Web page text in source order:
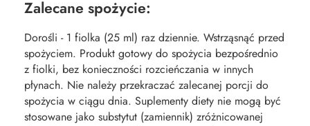
Zalecane spożycie:
Dorośli - 1 fiolka (25 ml) raz dziennie. Wstrząsnąć przed
spożyciem. Produkt gotowy do spożycia bezpośrednio
z fiolki, bez konieczności rozcieńczania w innych
płynach. Nie należy przekraczać zalecanej porcji do
spożycia w ciągu dnia. Suplementy diety nie mogą być
stosowane jako substytut (zamiennik) zróżnicowanej